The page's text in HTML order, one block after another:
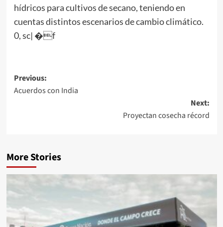
hídricos para cultivos de secano, teniendo en
cuentas distintos escenarios de cambio climático.
0, sc| �f
Post
navigation
Previous:
Acuerdos con India
Next:
Proyectan cosecha récord
More Stories